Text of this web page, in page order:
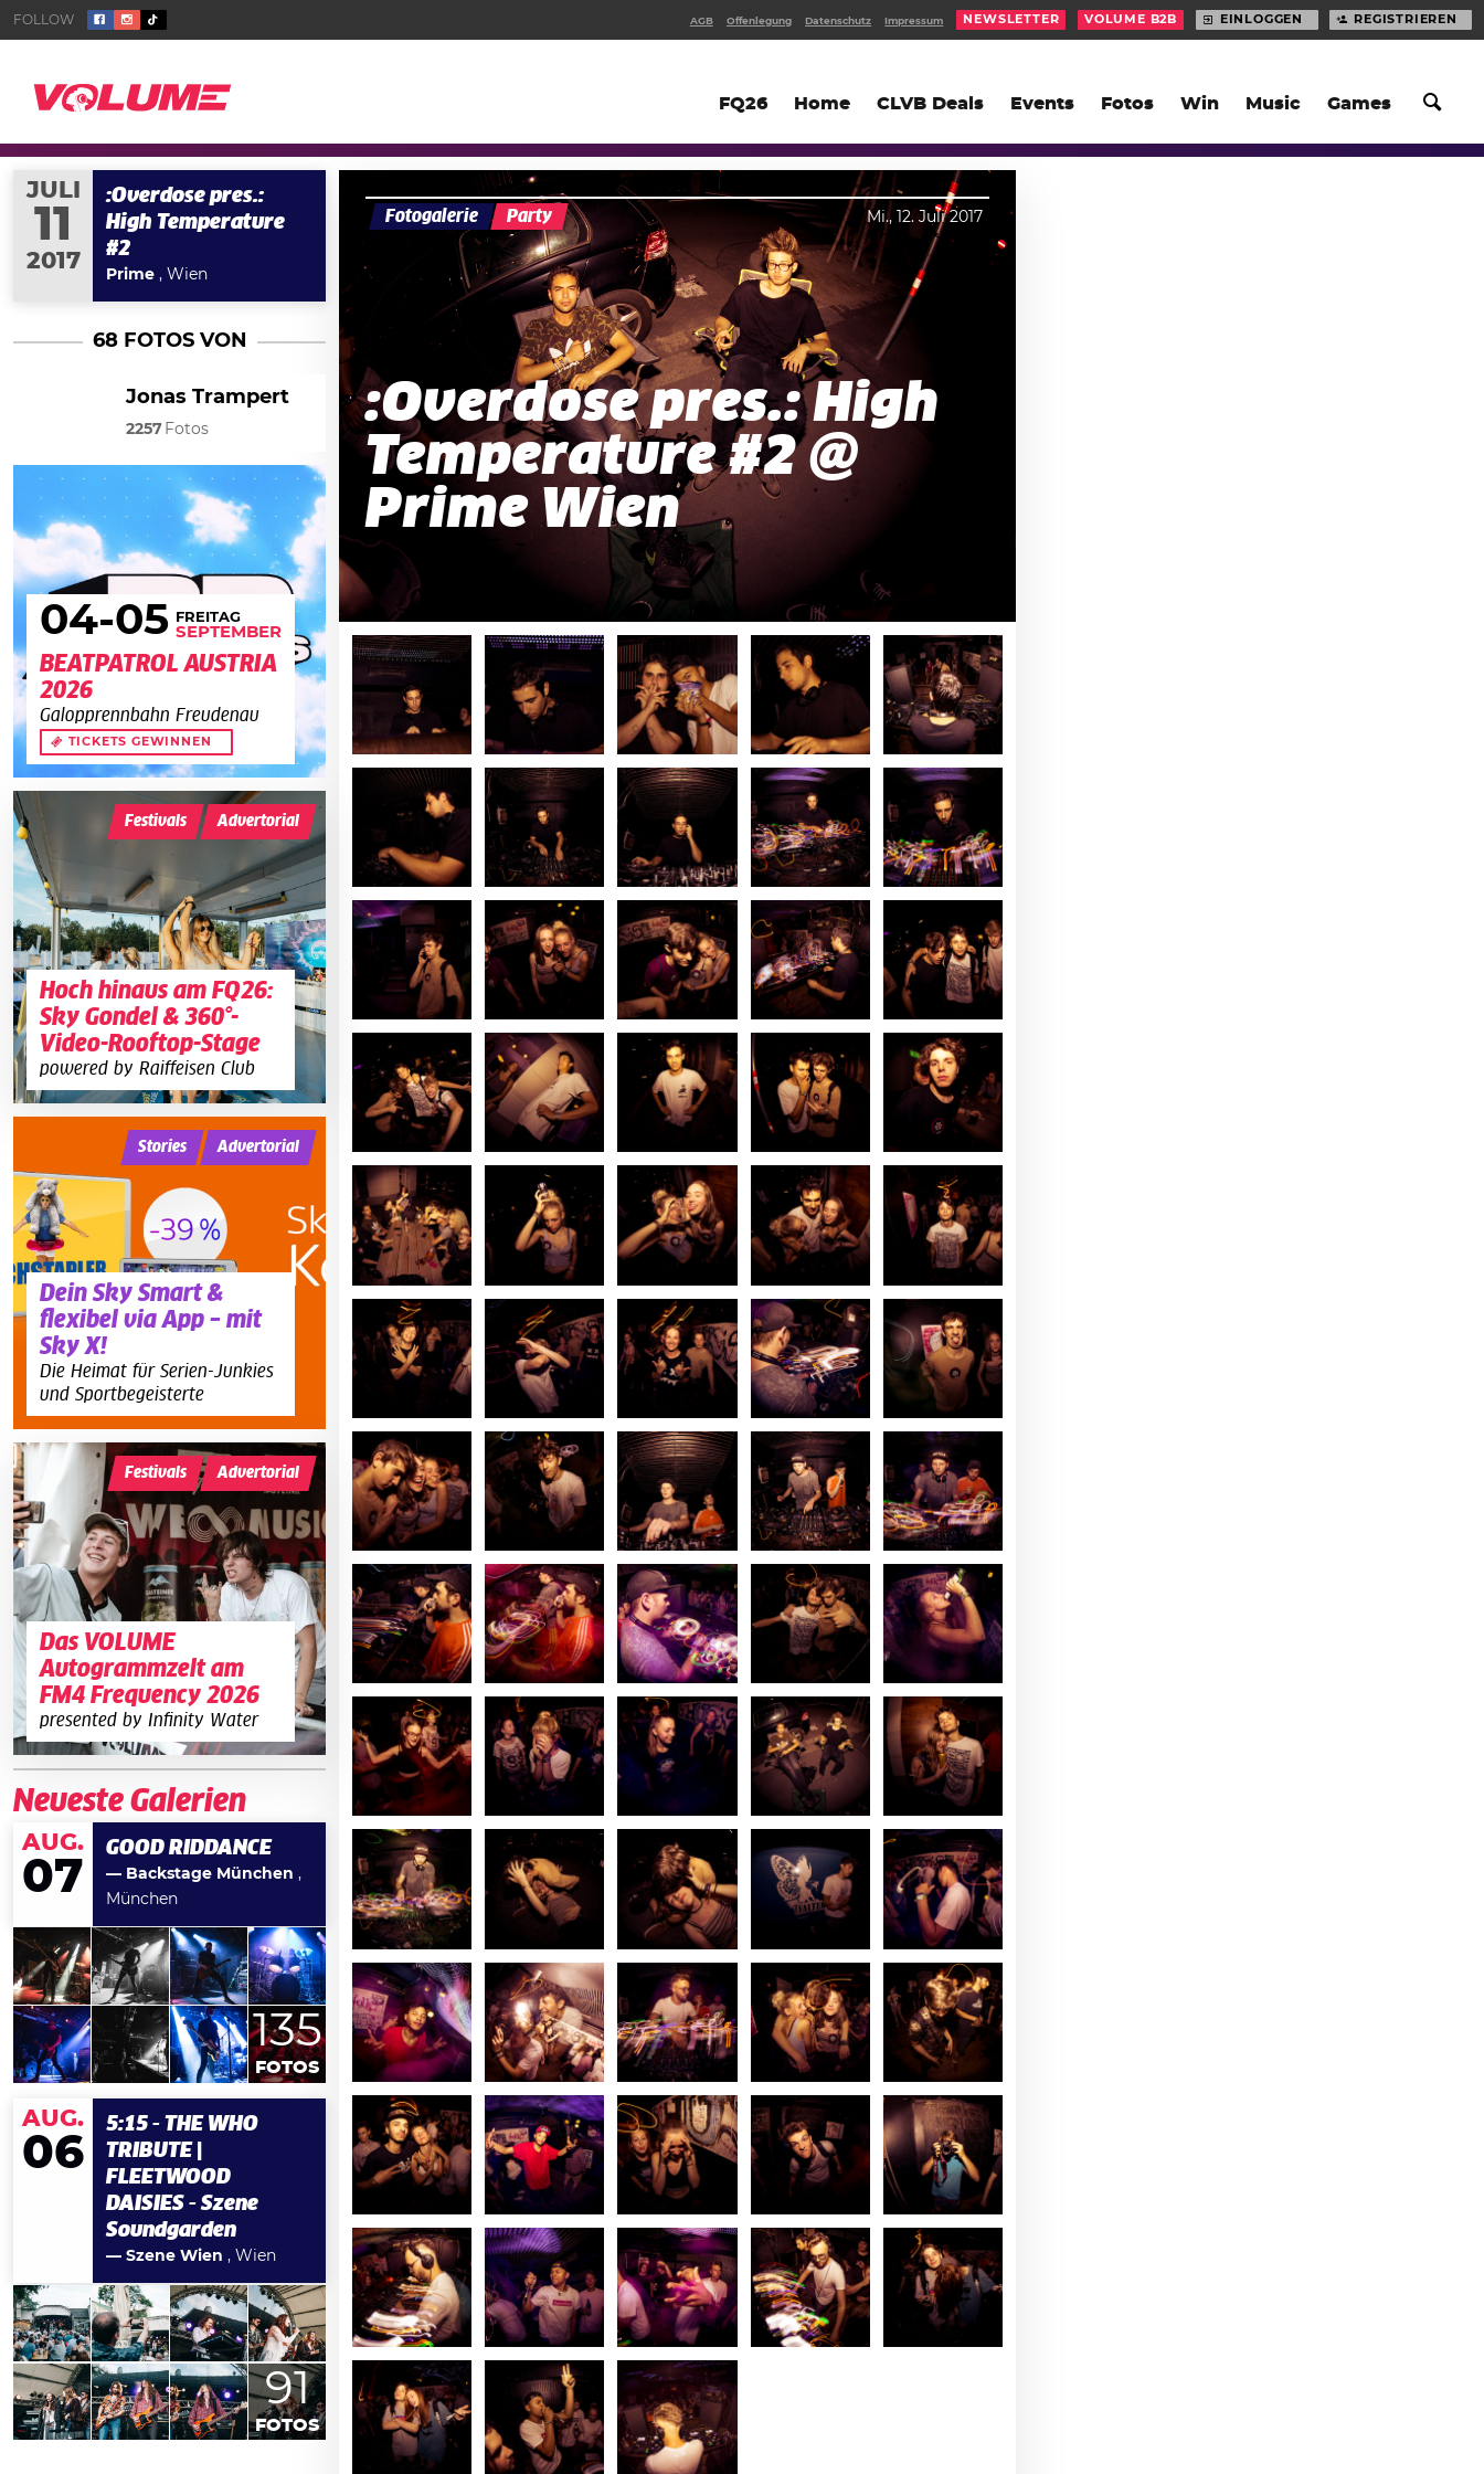
FQ26 Home CLVB Deals Events Fotos Win Music Games
NEWSLETTER VOLUME B2B EINLOGGEN REGISTRIEREN
AGB Offenlegung Datenschutz Impressum
Fotogalerie Party Mi., 12. Juli 2017
:Overdose pres.: High
Temperature #2 @
Prime Wien
JULI
11
2017
:Overdose pres.:
High Temperature
#2
Prime , Wien
68 FOTOS VON
Jonas Trampert
2257 Fotos
04-05 FREITAG
SEPTEMBER
BEATPATROL AUSTRIA
2026
Galopprennbahn Freudenau
TICKETS GEWINNEN
Hoch hinaus am FQ26:
Sky Gondel & 360°-
Video-Rooftop-Stage
powered by Raiffeisen Club
Festivals Advertorial
Dein Sky Smart &
flexibel via App – mit
Sky X!
Die Heimat für Serien-Junkies
und Sportbegeisterte
Stories Advertorial
Das VOLUME
Autogrammzelt am
FM4 Frequency 2026
presented by Infinity Water
Festivals Advertorial
Neueste Galerien
AUG.
07
GOOD RIDDANCE
— Backstage München ,
München
135
FOTOS
AUG.
06
5:15 - THE WHO
TRIBUTE |
FLEETWOOD
DAISIES - Szene
Soundgarden
— Szene Wien , Wien
91
FOTOS